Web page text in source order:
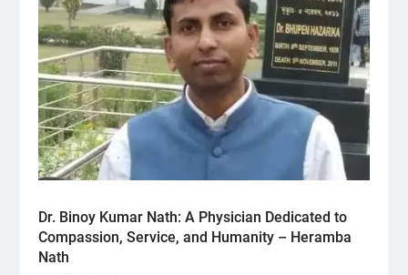
Dr. Binoy Kumar Nath: A Physician Dedicated to
Compassion, Service, and Humanity – Heramba
Nath